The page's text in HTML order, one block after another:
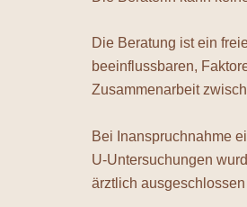
Die Beratung ist ein
beeinflussbaren,
Zusammenarbeit
Bei Inanspruchnahme
U-Untersuchungen
ärztlich